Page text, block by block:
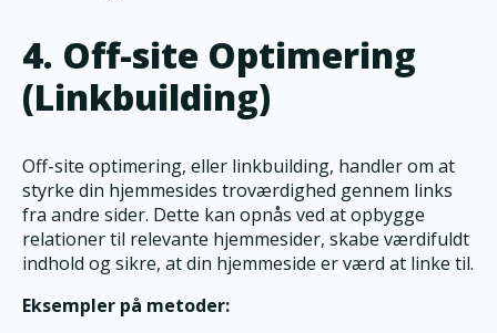
4. Off-site Optimering
(Linkbuilding)
Off-site optimering, eller linkbuilding, handler om at
styrke din hjemmesides troværdighed gennem links
fra andre sider. Dette kan opnås ved at opbygge
relationer til relevante hjemmesider, skabe værdifuldt
indhold og sikre, at din hjemmeside er værd at linke til.
Eksempler på metoder: